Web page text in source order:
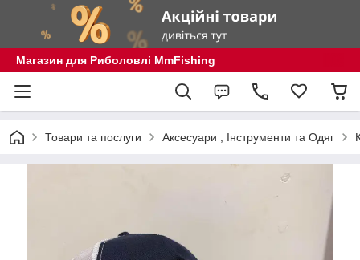
Магазин для Риболовлі MmFishing
Товари та послуги Аксесуари , Інструменти та Одяг